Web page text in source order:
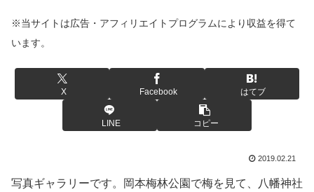
※当サイトは広告・アフィリエイトプログラムにより収益を得て
います。
X Facebook はてブ
LINE コピー
2019.02.21
写真ギャラリーです。岡本梅林公園で梅を見て、八幡神社